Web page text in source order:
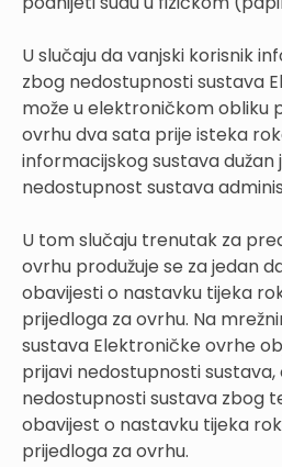
U slučaju da vanjski korisnik
zbog nedostupnosti sustava
može u elektroničkom obliku
ovrhu dva sata prije isteka
informacijskog sustava
nedostupnost sustava
U tom slučaju trenutak za
ovrhu produžuje se za jedan
obavijesti o nastavku tijeka
prijedloga za ovrhu. Na
sustava Elektroničke ovrhe
prijavi nedostupnosti sustava,
nedostupnosti sustava zbog
obavijest o nastavku tijeka
prijedloga za ovrhu.